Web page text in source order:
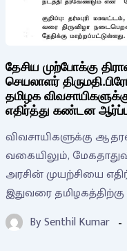
தேசிய முற்போக்கு
செயலாளர்
தமிழக
எதிர்த்து கண்டன
விவசாயிகளுக்கு
வகையிலும்,
அரசின் முயற்சியை
இதுவரை
BySenthil Kumar